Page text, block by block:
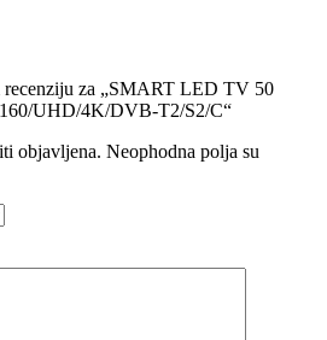
za „SMART LED TV 50
UHD/4K/DVB-T2/S2/C“
objavljena. Neophodna polja su